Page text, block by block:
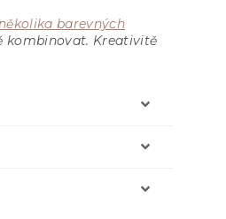
barevných
kombinovat. Kreativitě